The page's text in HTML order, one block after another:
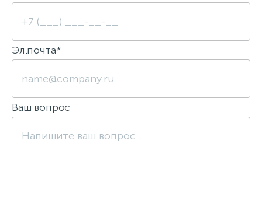
Эл.почта*
Ваш вопрос